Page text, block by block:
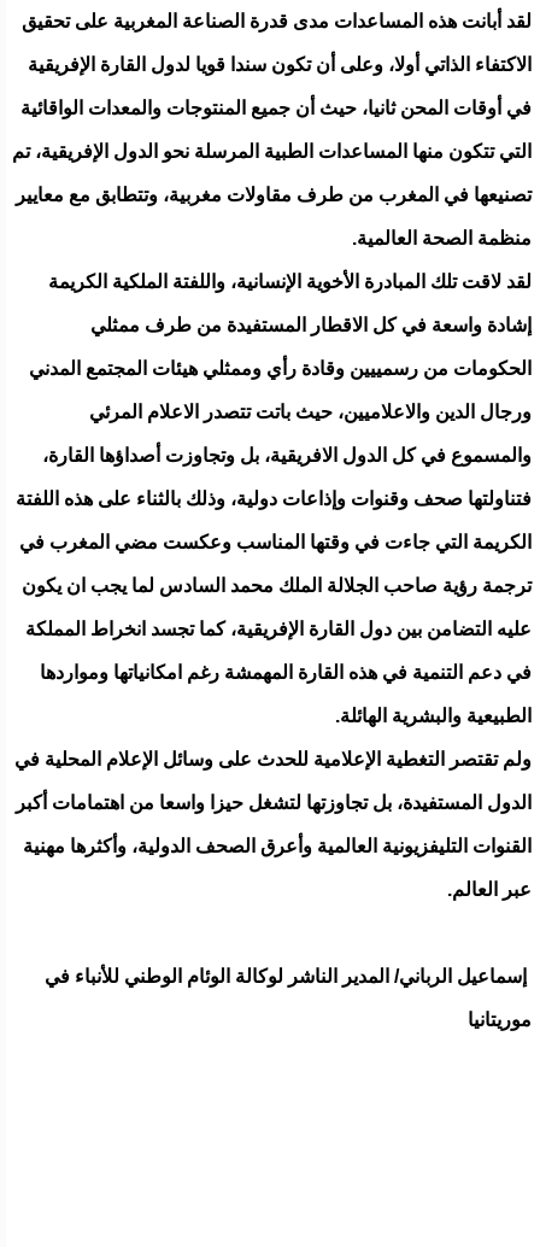
لقد أبانت هذه المساعدات مدى قدرة الصناعة المغربية على تحقيق
الاكتفاء الذاتي أولا، وعلى أن تكون سندا قويا لدول القارة الإفريقية
في أوقات المحن ثانيا، حيث أن جميع المنتوجات والمعدات الواقائية
التي تتكون منها المساعدات الطبية المرسلة نحو الدول الإفريقية، تم
تصنيعها في المغرب من طرف مقاولات مغربية، وتتطابق مع معايير
منظمة الصحة العالمية.
لقد لاقت تلك المبادرة الأخوية الإنسانية، واللفتة الملكية الكريمة
إشادة واسعة في كل الاقطار المستفيدة من طرف ممثلي
الحكومات من رسمييين وقادة رأي وممثلي هيئات المجتمع المدني
ورجال الدين والاعلاميين، حيث باتت تتصدر الاعلام المرئي
والمسموع في كل الدول الافريقية، بل وتجاوزت أصداؤها القارة،
فتناولتها صحف وقنوات وإذاعات دولية، وذلك بالثناء على هذه اللفتة
الكريمة التي جاءت في وقتها المناسب وعكست مضي المغرب في
ترجمة رؤية صاحب الجلالة الملك محمد السادس لما يجب ان يكون
عليه التضامن بين دول القارة الإفريقية، كما تجسد انخراط المملكة
في دعم التنمية في هذه القارة المهمشة رغم امكانياتها ومواردها
الطبيعية والبشرية الهائلة.
ولم تقتصر التغطية الإعلامية للحدث على وسائل الإعلام المحلية في
الدول المستفيدة، بل تجاوزتها لتشغل حيزا واسعا من اهتمامات أكبر
القنوات التليفزيونية العالمية وأعرق الصحف الدولية، وأكثرها مهنية
عبر العالم.
إسماعيل الرباني/ المدير الناشر لوكالة الوئام الوطني للأنباء في
موريتانيا